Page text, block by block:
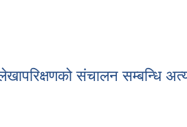
संचालन सम्बन्धि